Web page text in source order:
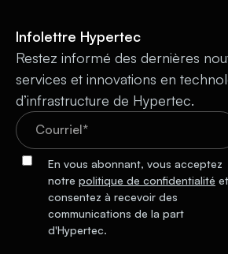
Infolettre Hypertec
Restez informé des dernières
services et innovations en
d’infrastructure de Hypertec.
En vous abonnant, vous acceptez
notre politique de confidentialité et
consentez à recevoir des
communications de la part
d'Hypertec.